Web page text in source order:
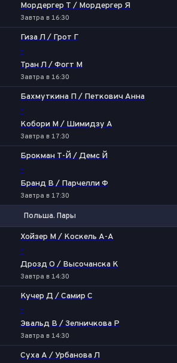
Мордергер Т / Мордергер Я
Завтра в 16:30
Гиза Л / Грот Г
-
Тран Л / Фогт М
Завтра в 16:30
Бахмуткина П / Петкович Анна
-
Кобори М / Шимидзу А
Завтра в 17:30
Брокман Т-Й / Демс Й
-
Бранд В / Парчелли Ф
Завтра в 17:30
Польша. Пары
Хойзер М / Коскель А-А
-
Дрозд O / Высочанска К
Завтра в 14:30
Кучер Д / Самир С
-
Эвальд В / Зелничкова Р
Завтра в 14:30
Суха А / Урбанова Л